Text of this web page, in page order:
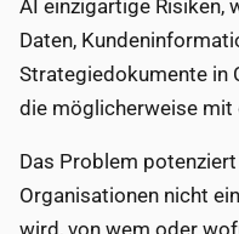
AI einzigartige Risiken,
Daten,
Strategiedokumente in
die möglicherweise mit
Das Problem
Organisationen nicht
wird, von wem oder